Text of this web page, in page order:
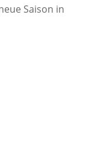
Saison in